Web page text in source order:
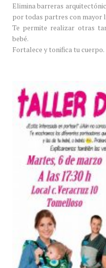
Elimina barreras
por todas partres con mayor
Te permite realizar otras
bebé.
Fortalece y tonifica tu cuerpo.